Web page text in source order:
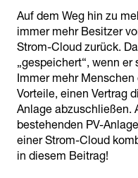
Auf dem Weg hin zu
immer mehr Besitzer
Strom-Cloud zurück.
„gespeichert“, wenn
Immer mehr
Vorteile, einen Vertrag
Anlage abzuschließen.
bestehenden PV-
einer Strom-Cloud
in diesem Beitrag!